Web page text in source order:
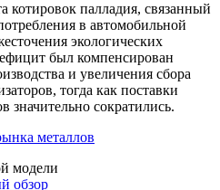
котировок палладия, связанный
в автомобильной
экологических
был компенсирован
и увеличения сбора
тогда как поставки
значительно сократились.
металлов
модели
обзор